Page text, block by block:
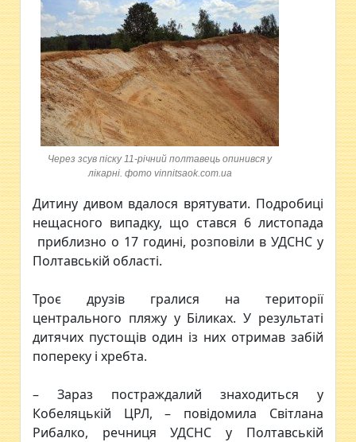
Через зсув піску 11-річний полтавець опинився у
лікарні. фото vinnitsaok.com.ua
Дитину дивом вдалося врятувати. Подробиці
нещасного випадку, що стався 6 листопада
приблизно о 17 годині, розповіли в УДСНС у
Полтавській області.
Троє друзів гралися на території
центрального пляжу у Біликах. У результаті
дитячих пустощів один із них отримав забій
попереку і хребта.
– Зараз постраждалий знаходиться у
Кобеляцькій ЦРЛ, – повідомила Світлана
Рибалко, речниця УДСНС у Полтавській